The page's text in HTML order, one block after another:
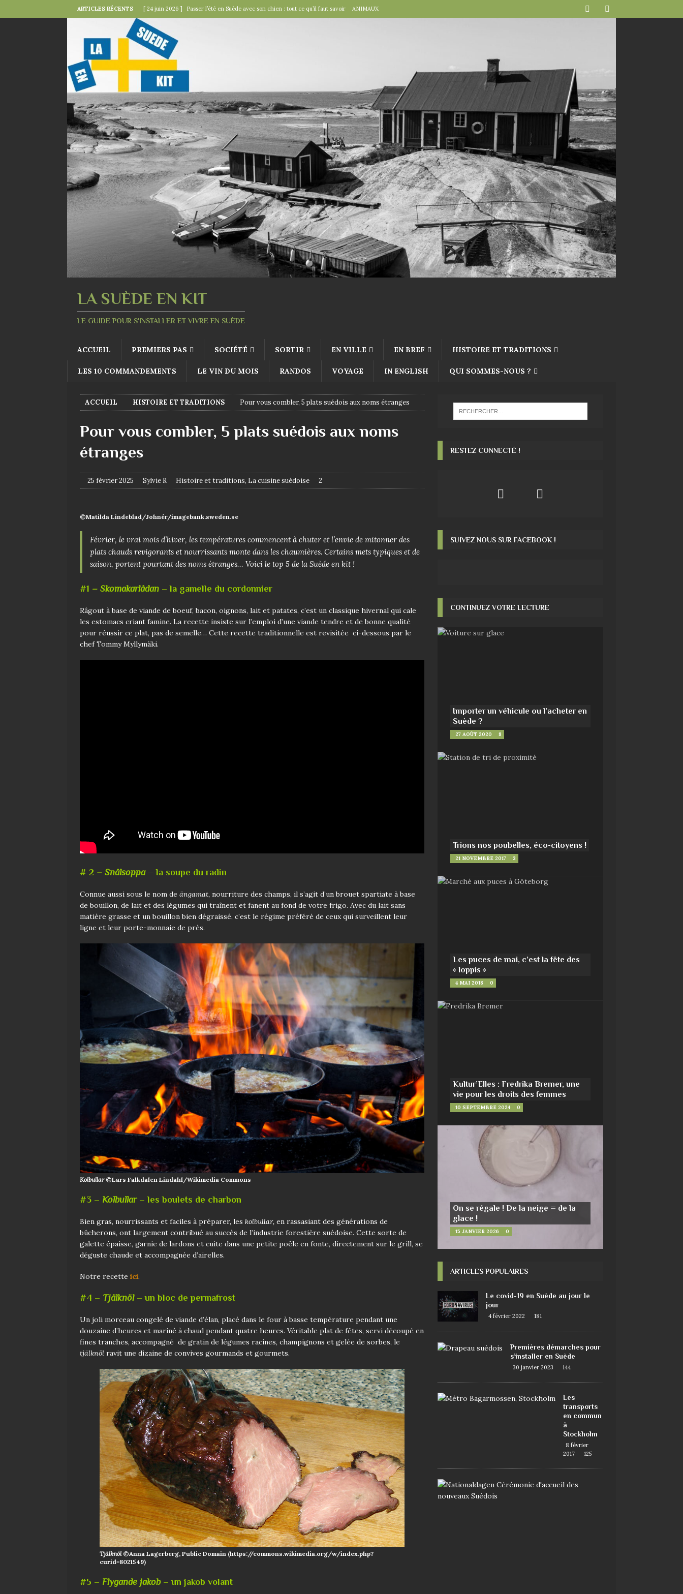
ARTICLES RÉCENTS [ 24 juin 2026 ] Passer l’été en Suède avec son chien : tout ce qu’il faut savoir ANIMAUX
[ 22 juin 2026 ]
[ 18 juin 2026 ]
[ 15 juin 2026 ]
SUÉDOISES
[ 6 juin 2026 ] Le rire s’invite à table : « Venez donc dîner ce soir ! » EN VILLE
LA SUÈDE EN KIT
LE GUIDE POUR S'INSTALLER ET VIVRE EN SUÈDE
ACCUEIL PREMIERS PAS SOCIÉTÉ SORTIR EN VILLE EN BREF HISTOIRE ET TRADITIONS
LES 10 COMMANDEMENTS LE VIN DU MOIS RANDOS VOYAGE IN ENGLISH QUI SOMMES-NOUS ?
ACCUEIL HISTOIRE ET TRADITIONS Pour vous combler, 5 plats suédois aux noms étranges
Pour vous combler, 5 plats suédois aux noms
étranges
25 février 2025 Sylvie R Histoire et traditions, La cuisine suédoise 2
©Matilda Lindeblad/Johnér/imagebank.sweden.se
Février, le vrai mois d’hiver, les températures commencent à chuter et l’envie de mitonner des
plats chauds revigorants et nourrissants monte dans les chaumières. Certains mets typiques et de
saison, portent pourtant des noms étranges… Voici le top 5 de la Suède en kit !
#1 – Skomakarlådan – la gamelle du cordonnier
Râgout à base de viande de boeuf, bacon, oignons, lait et patates, c’est un classique hivernal qui cale
les estomacs criant famine. La recette insiste sur l’emploi d’une viande tendre et de bonne qualité
pour réussir ce plat, pas de semelle… Cette recette traditionnelle est revisitée ci-dessous par le
chef Tommy Myllymäki.
# 2 – Snålsoppa– la soupe du radin
Connue aussi sous le nom de ängamat, nourriture des champs, il s’agit d’un brouet spartiate à base
de bouillon, de lait et des légumes qui traînent et fanent au fond de votre frigo. Avec du lait sans
matière grasse et un bouillon bien dégraissé, c’est le régime préféré de ceux qui surveillent leur
ligne et leur porte-monnaie de près.
Kolbullar©Lars Falkdalen Lindahl/Wikimedia Commons
#3 – Kolbullar– les boulets de charbon
Bien gras, nourrissants et faciles à préparer, les kolbullar, en rassasiant des générations de
bûcherons, ont largement contribué au succès de l’industrie forestière suédoise. Cette sorte de
galette épaisse, garnie de lardons et cuite dans une petite poêle en fonte, directement sur le grill, se
déguste chaude et accompagnée d’airelles.
Notre recette ici.
#4 – Tjälknöl– un bloc de permafrost
Un joli morceau congelé de viande d’élan, placé dans le four à basse température pendant une
douzaine d’heures et mariné à chaud pendant quatre heures. Véritable plat de fêtes, servi découpé en
fines tranches, accompagné de gratin de légumes racines, champignons et gelée de sorbes, le
tjälknöl ravit une dizaine de convives gourmands et gourmets.
Tjälknöl©Anna Lagerberg, Public Domain (https://commons.wikimedia.org/w/index.php?
curid=8021549)
#5 – Flygande jakob– un jakob volant
RESTEZ CONNECTÉ !
SUIVEZ NOUS SUR FACEBOOK !
CONTINUEZ VOTRE LECTURE
Importer un véhicule ou l’acheter en
Suède ?
27 AOÛT 2020 8
Trions nos poubelles, éco-citoyens !
21 NOVEMBRE 2017 3
Les puces de mai, c’est la fête des
« loppis »
4 MAI 2018 0
Kultur’Elles : Fredrika Bremer, une
vie pour les droits des femmes
10 SEPTEMBRE 2024 0
On se régale ! De la neige = de la
glace !
15 JANVIER 2026 0
ARTICLES POPULAIRES
Le covid-19 en Suède au jour le
jour
4 février 2022 181
Premières démarches pour
s’installer en Suède
30 janvier 2023 144
Les
transports
en commun
à
Stockholm
8 février
2017
125